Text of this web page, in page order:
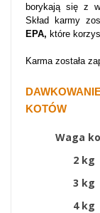
borykają się z
Skład karmy
EPA, które
Karma została
KOTÓW
Waga
2 kg
3 kg
4 kg